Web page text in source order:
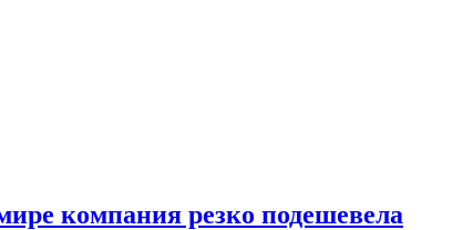
компания резко подешевела